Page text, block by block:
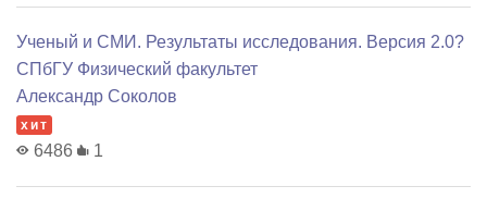
Ученый и СМИ. Результаты исследования. Версия 2.0?
СПбГУ Физический факультет
Александр Соколов
хит
6486 1